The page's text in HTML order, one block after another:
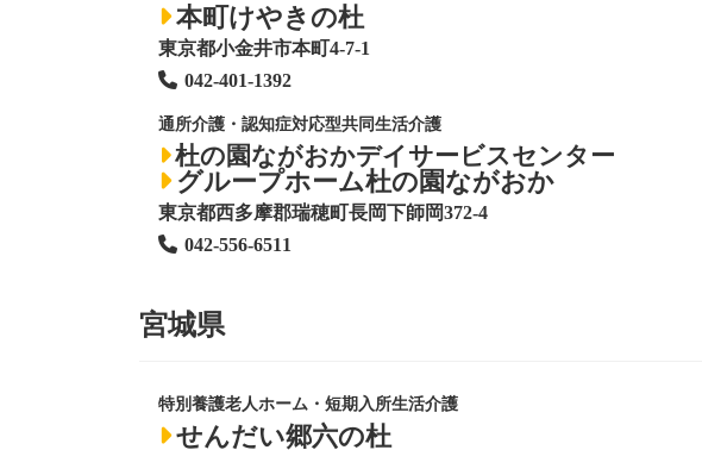
本町けやきの杜
東京都小金井市本町4-7-1
042-401-1392
通所介護・認知症対応型共同生活介護
杜の園ながおかデイサービスセンター
グループホーム杜の園ながおか
東京都西多摩郡瑞穂町長岡下師岡372-4
042-556-6511
宮城県
特別養護老人ホーム ・短期入所生活介護
せんだい郷六の杜